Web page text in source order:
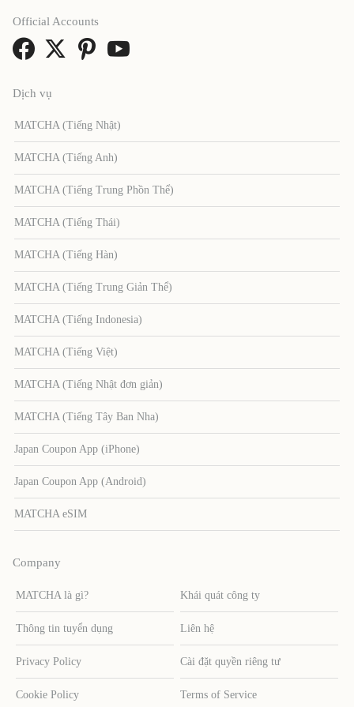
Dịch vụ
MATCHA (Tiếng Nhật)
MATCHA (Tiếng Anh)
MATCHA (Tiếng Trung Phồn Thể)
MATCHA (Tiếng Thái)
MATCHA (Tiếng Hàn)
MATCHA (Tiếng Trung Giản Thể)
MATCHA (Tiếng Indonesia)
MATCHA (Tiếng Việt)
MATCHA (Tiếng Nhật đơn giản)
MATCHA (Tiếng Tây Ban Nha)
Japan Coupon App (iPhone)
Japan Coupon App (Android)
MATCHA eSIM
Company
MATCHA là gì? Khái quát công ty
Thông tin tuyển dụng Liên hệ
Privacy Policy Cài đặt quyền riêng tư
Cookie Policy Terms of Service
Official Accounts